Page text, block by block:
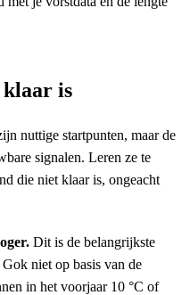
klaar is
nuttige startpunten, maar de
signalen. Leren ze te
die niet klaar is, ongeacht
Dit is de belangrijkste
niet op basis van de
in het voorjaar 10 °C of